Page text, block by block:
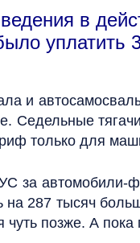
в
и
Седельные
только для
за автомобили-
на 287 тысяч
чуть позже. А